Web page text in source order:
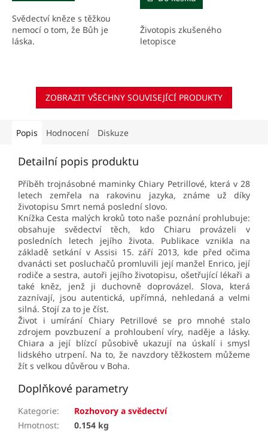
Svědectví kněze s těžkou
nemocí o tom, že Bůh je
láska.
Životopis zkušeného
letopisce
ZOBRAZIT VŠECHNY SOUVISEJÍCÍ PRODUKTY
Popis Hodnocení Diskuze
Detailní popis produktu
Příběh trojnásobné maminky Chiary Petrillové, která v 28
letech zemřela na rakovinu jazyka, známe už díky
životopisu Smrt nemá poslední slovo.
Knížka Cesta malých kroků toto naše poznání prohlubuje:
obsahuje svědectví těch, kdo Chiaru provázeli v
posledních letech jejího života. Publikace vznikla na
základě setkání v Assisi 15. září 2013, kde před očima
dvanácti set posluchačů promluvili její manžel Enrico, její
rodiče a sestra, autoři jejího životopisu, ošetřující lékaři a
také kněz, jenž ji duchovně doprovázel. Slova, která
zaznívají, jsou autentická, upřímná, nehledaná a velmi
silná. Stojí za to je číst.
Život i umírání Chiary Petrillové se pro mnohé stalo
zdrojem povzbuzení a prohloubení víry, naděje a lásky.
Chiara a její blízcí působivě ukazují na úskalí i smysl
lidského utrpení. Na to, že navzdory těžkostem můžeme
žít s velkou důvěrou v Boha.
Doplňkové parametry
Kategorie:
Rozhovory a svědectví
Hmotnost:
0.154 kg